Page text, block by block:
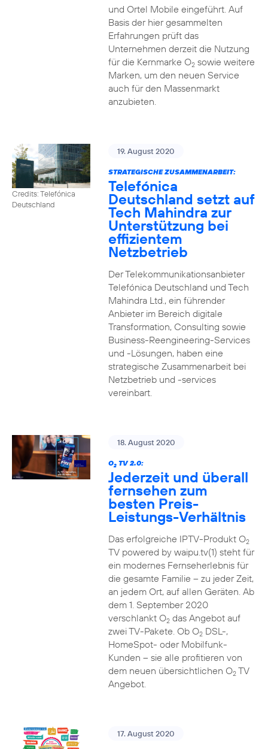
und Ortel Mobile eingeführt. Auf
Basis der hier gesammelten
Erfahrungen prüft das
Unternehmen derzeit die Nutzung
für die Kernmarke O2sowie weitere
Marken, um den neuen Service
auch für den Massenmarkt
anzubieten.
Credits: Telefónica
Deutschland
19. August 2020
STRATEGISCHE ZUSAMMENARBEIT:
Telefónica
Deutschland setzt auf
Tech Mahindra zur
Unterstützung bei
effizientem
Netzbetrieb
Der Telekommunikationsanbieter
Telefónica Deutschland und Tech
Mahindra Ltd., ein führender
Anbieter im Bereich digitale
Transformation, Consulting sowie
Business-Reengineering-Services
und -Lösungen, haben eine
strategische Zusammenarbeit bei
Netzbetrieb und -services
vereinbart.
18. August 2020
O2TV 2.0:
Jederzeit und überall
fernsehen zum
besten Preis-
Leistungs-Verhältnis
Das erfolgreiche IPTV-Produkt O2
TV powered by waipu.tv(1) steht für
ein modernes Fernseherlebnis für
die gesamte Familie – zu jeder Zeit,
an jedem Ort, auf allen Geräten. Ab
dem 1. September 2020
verschlankt O2das Angebot auf
zwei TV-Pakete. Ob O2DSL-,
HomeSpot- oder Mobilfunk-
Kunden – sie alle profitieren von
dem neuen übersichtlichen O2TV
Angebot.
17. August 2020